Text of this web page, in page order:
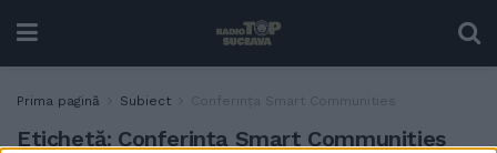
Prima pagină Subiect Conferința Smart Communities
Etichetă: Conferința Smart Communities